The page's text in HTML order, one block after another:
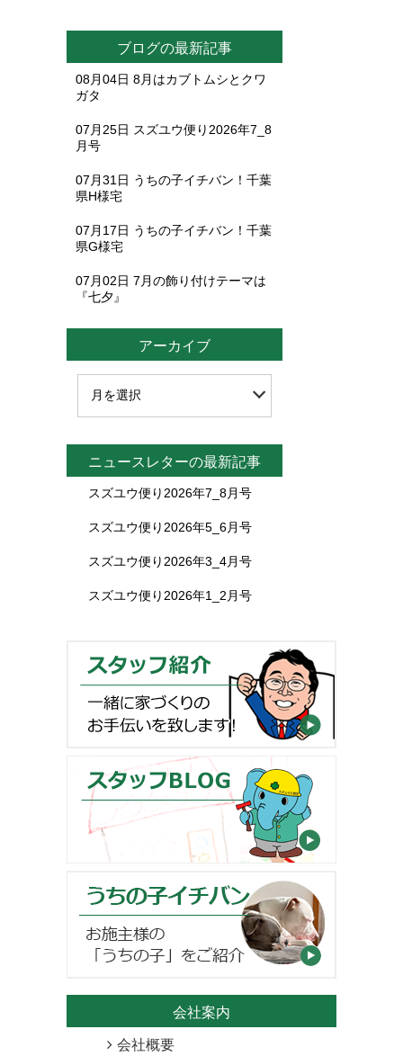
ブログの最新記事
08月04日 8月はカブトムシとクワ
ガタ
07月25日 スズユウ便り2026年7_8
月号
07月31日 うちの子イチバン！千葉
県H様宅
07月17日 うちの子イチバン！千葉
県G様宅
07月02日 7月の飾り付けテーマは
『七夕』
アーカイブ
ニュースレターの最新記事
スズユウ便り2026年7_8月号
スズユウ便り2026年5_6月号
スズユウ便り2026年3_4月号
スズユウ便り2026年1_2月号
会社案内
会社概要